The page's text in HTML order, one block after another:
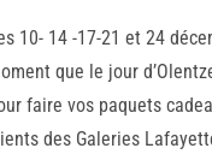
10- 14 -17-21 et 24
que le jour
faire vos paquets
des Galeries